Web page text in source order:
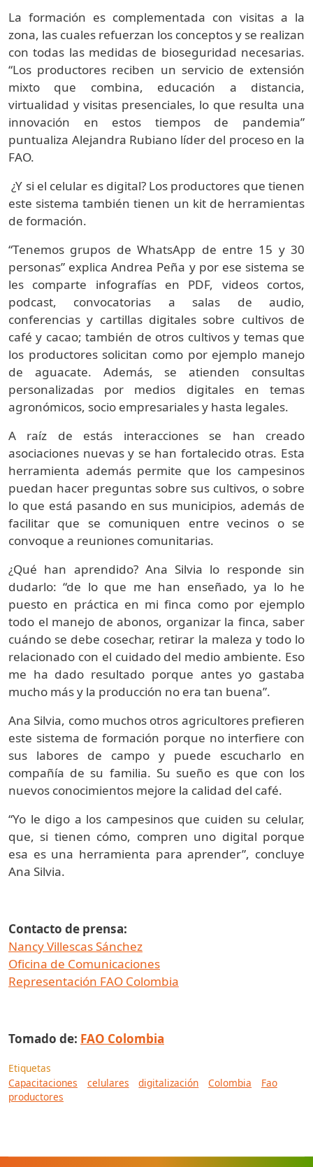
La formación es complementada con visitas a la
zona, las cuales refuerzan los conceptos y se realizan
con todas las medidas de bioseguridad necesarias.
“Los productores reciben un servicio de extensión
mixto que combina, educación a distancia,
virtualidad y visitas presenciales, lo que resulta una
innovación en estos tiempos de pandemia”
puntualiza Alejandra Rubiano líder del proceso en la
FAO.
¿Y si el celular es digital? Los productores que tienen
este sistema también tienen un kit de herramientas
de formación.
“Tenemos grupos de WhatsApp de entre 15 y 30
personas” explica Andrea Peña y por ese sistema se
les comparte infografías en PDF, videos cortos,
podcast, convocatorias a salas de audio,
conferencias y cartillas digitales sobre cultivos de
café y cacao; también de otros cultivos y temas que
los productores solicitan como por ejemplo manejo
de aguacate. Además, se atienden consultas
personalizadas por medios digitales en temas
agronómicos, socio empresariales y hasta legales.
A raíz de estás interacciones se han creado
asociaciones nuevas y se han fortalecido otras. Esta
herramienta además permite que los campesinos
puedan hacer preguntas sobre sus cultivos, o sobre
lo que está pasando en sus municipios, además de
facilitar que se comuniquen entre vecinos o se
convoque a reuniones comunitarias.
¿Qué han aprendido? Ana Silvia lo responde sin
dudarlo: “de lo que me han enseñado, ya lo he
puesto en práctica en mi finca como por ejemplo
todo el manejo de abonos, organizar la finca, saber
cuándo se debe cosechar, retirar la maleza y todo lo
relacionado con el cuidado del medio ambiente. Eso
me ha dado resultado porque antes yo gastaba
mucho más y la producción no era tan buena”.
Ana Silvia, como muchos otros agricultores prefieren
este sistema de formación porque no interfiere con
sus labores de campo y puede escucharlo en
compañía de su familia. Su sueño es que con los
nuevos conocimientos mejore la calidad del café.
“Yo le digo a los campesinos que cuiden su celular,
que, si tienen cómo, compren uno digital porque
esa es una herramienta para aprender”, concluye
Ana Silvia.
Contacto de prensa:
Nancy Villescas Sánchez
Oficina de Comunicaciones
Representación FAO Colombia
Tomado de: FAO Colombia
Etiquetas
Capacitaciones
celulares digitalización Colombia
Fao
productores